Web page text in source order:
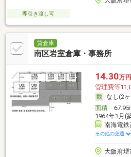
即引き渡し可
貸倉庫
南区岩室倉庫・事務所
14.30万円
管理費等
なし(2
面積
1964年1月(
南海電鉄
その他の交通
大阪府